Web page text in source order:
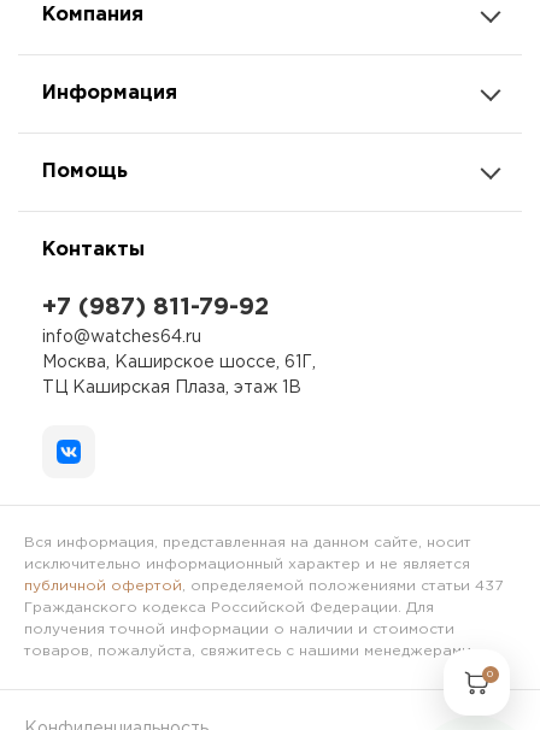
Компания
Информация
Помощь
Контакты
+7 (987) 811-79-92
info@watches64.ru
Москва, Каширское шоссе, 61Г,
ТЦ Каширская Плаза, этаж 1В
Вся информация, представленная на данном сайте, носит
исключительно информационный характер и не является
публичной офертой , определяемой положениями статьи 437
Гражданского кодекса Российской Федерации. Для
получения точной информации о наличии и стоимости
товаров, пожалуйста, свяжитесь с нашими менеджерами.
0